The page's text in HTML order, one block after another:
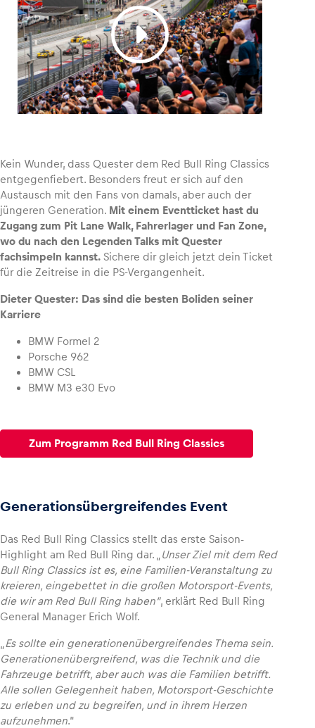
Kein Wunder, dass Quester dem Red Bull Ring Classics
entgegenfiebert. Besonders freut er sich auf den
Austausch mit den Fans von damals, aber auch der
jüngeren Generation. Mit einem Eventticket hast du
Zugang zum Pit Lane Walk, Fahrerlager und Fan Zone,
wo du nach den Legenden Talks mit Quester
fachsimpeln kannst. Sichere dir gleich jetzt dein Ticket
für die Zeitreise in die PS-Vergangenheit.
Dieter Quester: Das sind die besten Boliden seiner
Karriere
BMW Formel 2
Porsche 962
BMW CSL
BMW M3 e30 Evo
Zum Programm Red Bull Ring Classics
Generationsübergreifendes Event
Das Red Bull Ring Classics stellt das erste Saison-
Highlight am Red Bull Ring dar. „
Unser Ziel mit dem Red
Bull Ring Classics ist es, eine Familien-Veranstaltung zu
kreieren, eingebettet in die großen Motorsport-Events,
die wir am Red Bull Ring haben“, erklärt Red Bull Ring
General Manager Erich Wolf.
Es sollte ein generationenübergreifendes Thema sein.
Generationenübergreifend, was die Technik und die
Fahrzeuge betrifft, aber auch was die Familien betrifft.
Alle sollen Gelegenheit haben, Motorsport-Geschichte
zu erleben und zu begreifen, und in ihrem Herzen
aufzunehmen.“